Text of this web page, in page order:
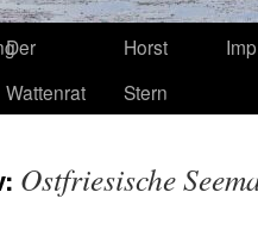
Der
Wattenrat
Horst
Stern
Ostfriesische